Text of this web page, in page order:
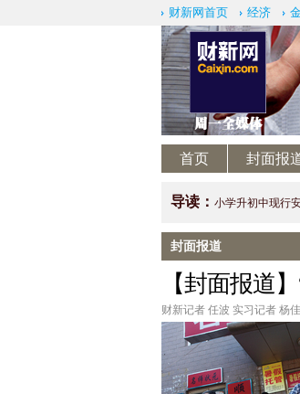
财新网首页 经济
首页 封面报
导读： 小学升初中现行
封面报道
【封面报道
财新记者 任波 实习记者 杨